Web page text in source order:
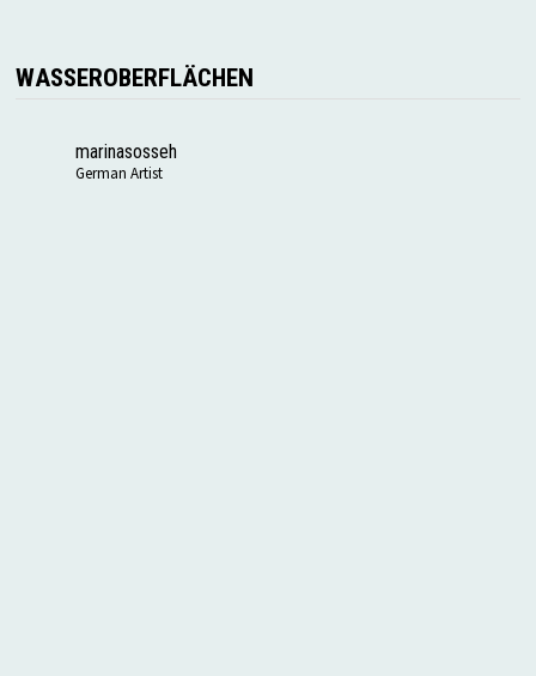
WASSEROBERFLÄCHEN
marinasosseh
German Artist